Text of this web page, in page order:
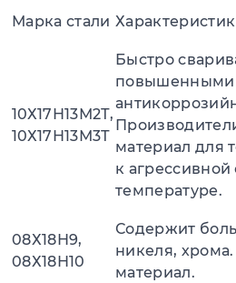
Марка стали
10Х17Н13М2Т,
10Х17Н13М3Т
Быстро
повышенными
материал для
к
температуре.
08Х18Н9,
08Х18Н10
Содержит
никеля,
материал.